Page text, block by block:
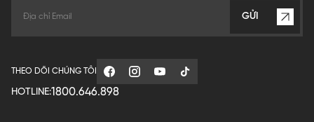
GỬI
THEO DÕI CHÚNG TÔI
HOTLINE:1800.646.898